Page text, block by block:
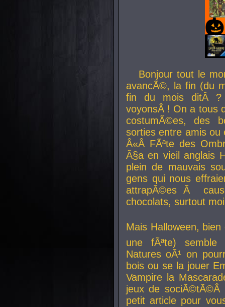
Bonjour tout le
avancÃ©, la fin (du
fin du mois ditÂ ?
voyonsÂ ! On a tous
costumÃ©es, des
sorties entre amis
Â«Â FÃªte des
Ã§a en vieil anglais
plein de mauvais
gens qui nous
attrapÃ©es Ã
chocolats, surtout
Mais Halloween, bien
une fÃªte) semble
Natures oÃ¹ on
bois ou se la jouer
Vampire la
jeux de
petit article pour